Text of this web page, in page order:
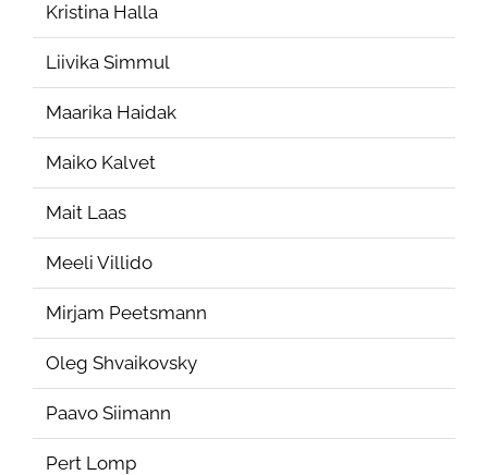
Kristina Halla
Liivika Simmul
Maarika Haidak
Maiko Kalvet
Mait Laas
Meeli Villido
Mirjam Peetsmann
Oleg Shvaikovsky
Paavo Siimann
Pert Lomp